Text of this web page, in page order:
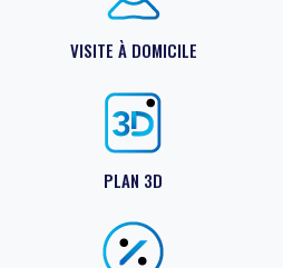
VISITE À DOMICILE
PLAN 3D